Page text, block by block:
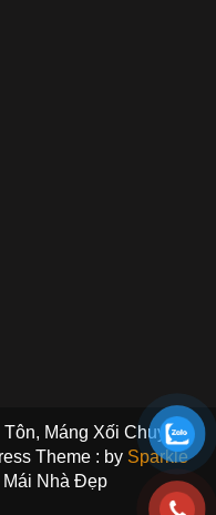
Máng Xối Chuyên
Theme : by Sparkle
Nhà Đẹp